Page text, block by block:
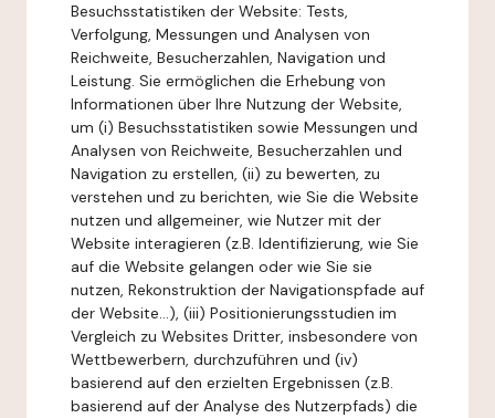
Besuchsstatistiken der Website: Tests,
Verfolgung, Messungen und Analysen von
Reichweite, Besucherzahlen, Navigation und
Leistung. Sie ermöglichen die Erhebung von
Informationen über Ihre Nutzung der Website,
um (i) Besuchsstatistiken sowie Messungen und
Analysen von Reichweite, Besucherzahlen und
Navigation zu erstellen, (ii) zu bewerten, zu
verstehen und zu berichten, wie Sie die Website
nutzen und allgemeiner, wie Nutzer mit der
Website interagieren (z.B. Identifizierung, wie Sie
auf die Website gelangen oder wie Sie sie
nutzen, Rekonstruktion der Navigationspfade auf
der Website...), (iii) Positionierungsstudien im
Vergleich zu Websites Dritter, insbesondere von
Wettbewerbern, durchzuführen und (iv)
basierend auf den erzielten Ergebnissen (z.B.
basierend auf der Analyse des Nutzerpfads) die